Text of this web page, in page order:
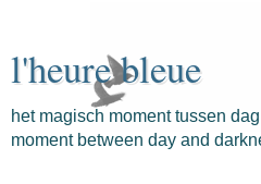
l'heure bleue
het magisch moment tussen
moment between day and